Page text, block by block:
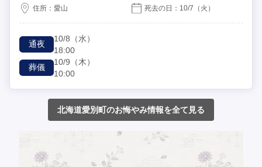
住所：愛山 死去の日： 10/7 （火）
通夜
10/8 （水）
18:00
葬儀
10/9 （木）
10:00
北海道愛別町のお悔やみ情報を全て見る